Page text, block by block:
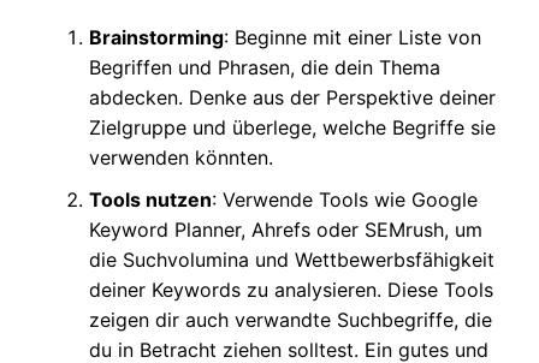
Brainstorming: Beginne mit einer Liste von
Begriffen und Phrasen, die dein Thema
abdecken. Denke aus der Perspektive deiner
Zielgruppe und überlege, welche Begriffe sie
verwenden könnten.
Tools nutzen: Verwende Tools wie Google
Keyword Planner, Ahrefs oder SEMrush, um
die Suchvolumina und Wettbewerbsfähigkeit
deiner Keywords zu analysieren. Diese Tools
zeigen dir auch verwandte Suchbegriffe, die
du in Betracht ziehen solltest. Ein gutes und